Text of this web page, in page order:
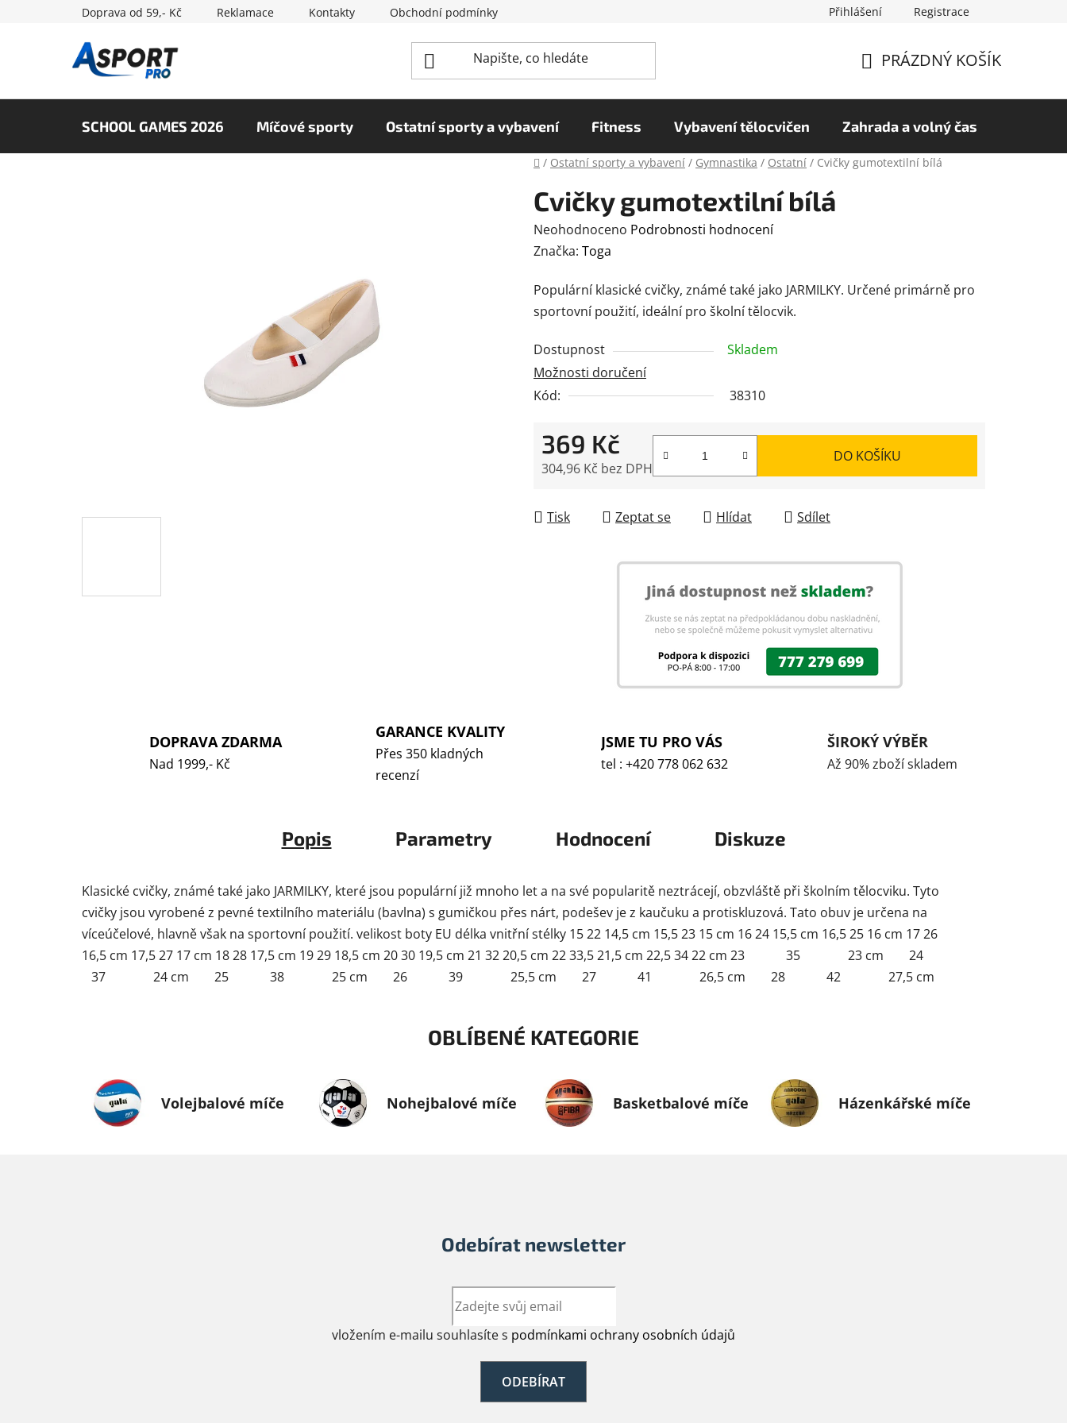
Doprava od 59,- Kč Reklamace Kontakty Obchodní podmínky Podmínky ochrany osobních údajů Hodnocení obchodu
Přihlášení Registrace
KOŠÍK
PRÁZDNÝ KOŠÍK
SCHOOL GAMES 2026 Míčové sporty Ostatní sporty a vybavení Fitness Vybavení tělocvičen Zahrada a volný čas
Domů
/ Ostatní sporty a vybavení / Gymnastika / Ostatní / Cvičky gumotextilní bílá
Cvičky gumotextilní bílá
Průměrné
hodnocení
je
0,0
5
hvězdiček.
Neohodnoceno Podrobnosti hodnocení
Značka: Toga
Populární klasické cvičky, známé také jako JARMILKY. Určené primárně pro
sportovní použití, ideální pro školní tělocvik.
Dostupnost
Skladem
Možnosti doručení
Kód:
38310
369 Kč
304,96 Kč bez DPH
DO KOŠÍKU
Tisk Zeptat se Hlídat Sdílet
DOPRAVA ZDARMA
Nad 1999,- Kč
GARANCE KVALITY
Přes 350 kladných
recenzí
JSME TU PRO VÁS
tel : +420 778 062 632
ŠIROKÝ VÝBĚR
Až 90% zboží skladem
Popis Parametry Hodnocení Diskuze
Klasické cvičky, známé také jako JARMILKY, které jsou populární již mnoho let a na své popularitě neztrácejí, obzvláště při školním tělocviku. Tyto
cvičky jsou vyrobené z pevné textilního materiálu (bavlna) s gumičkou přes nárt, podešev je z kaučuku a protiskluzová. Tato obuv je určena na
víceúčelové, hlavně však na sportovní použití. velikost boty EU délka vnitřní stélky 15 22 14,5 cm 15,5 23 15 cm 16 24 15,5 cm 16,5 25 16 cm 17 26
16,5 cm 17,5 27 17 cm 18 28 17,5 cm 19 29 18,5 cm 20 30 19,5 cm 21 32 20,5 cm 22 33,5 21,5 cm 22,5 34 22 cm 23 35 23 cm 24
37 24 cm 25 38 25 cm 26 39 25,5 cm 27 41 26,5 cm 28 42 27,5 cm
OBLÍBENÉ KATEGORIE
Volejbalové míče Nohejbalové míče Basketbalové míče Házenkářské míče
Odebírat newsletter
vložením e-mailu souhlasíte s podmínkami ochrany osobních údajů
ODEBÍRAT